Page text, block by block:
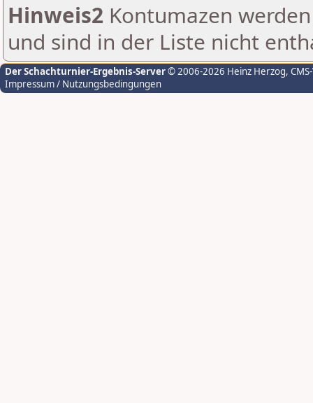
Hinweis2 Kontumazen
und sind in der Liste nicht
Der Schachturnier-Ergebnis-Server© 2006-2026 Heinz Herzog,
Impressum / Nutzungsbedingungen